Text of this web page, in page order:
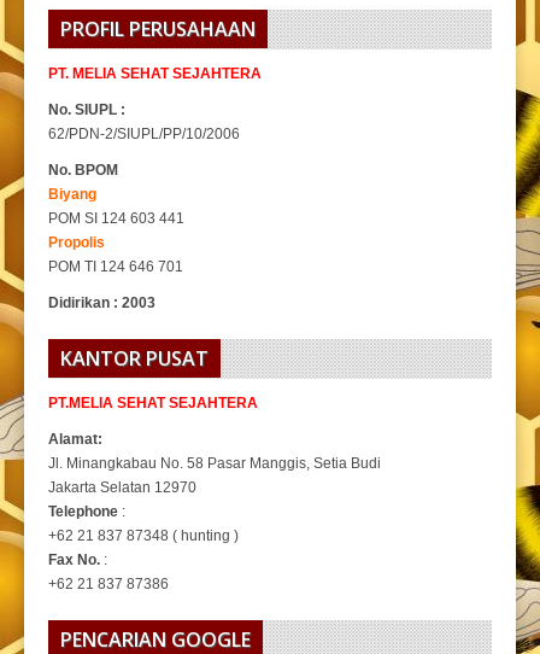
PROFIL PERUSAHAAN
PT. MELIA SEHAT SEJAHTERA
No. SIUPL :
62/PDN-2/SIUPL/PP/10/2006
No. BPOM
Biyang
POM SI 124 603 441
Propolis
POM TI 124 646 701
Didirikan : 2003
KANTOR PUSAT
PT.MELIA SEHAT SEJAHTERA
Alamat:
Jl. Minangkabau No. 58 Pasar Manggis, Setia Budi
Jakarta Selatan 12970
Telephone :
+62 21 837 87348 ( hunting )
Fax No. :
+62 21 837 87386
PENCARIAN GOOGLE